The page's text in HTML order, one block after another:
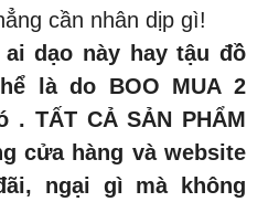
cần nhân dịp gì!
dạo này hay tậu đồ
là do BOO MUA 2
. TẤT CẢ SẢN PHẨM
cửa hàng và website
ngại gì mà không